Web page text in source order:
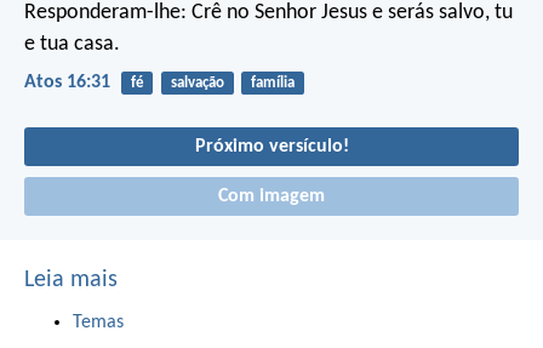
Responderam-lhe: Crê no Senhor Jesus e serás salvo, tu
e tua casa.
Atos 16:31 fé salvação família
Próximo versículo!
Com imagem
Leia mais
Temas